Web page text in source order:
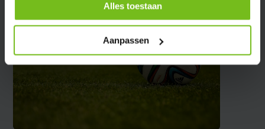
Alles toestaan
Aanpassen